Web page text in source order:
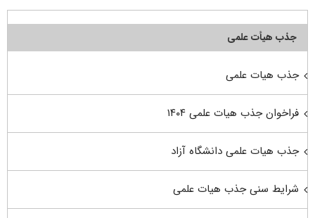
جذب هیأت علمی
جذب هیات علمی
فراخوان جذب هیات علمی ۱۴۰۴
جذب هیات علمی دانشگاه آزاد
شرایط سنی جذب هیات علمی